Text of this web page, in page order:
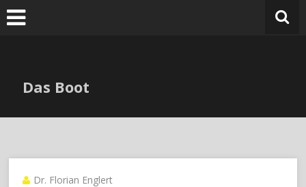
Zum
Inhalt
Das Boot
Dr. Florian Englert